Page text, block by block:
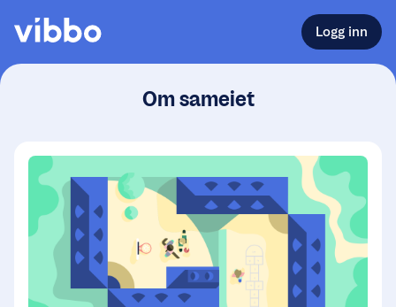
Logg inn
Om sameiet